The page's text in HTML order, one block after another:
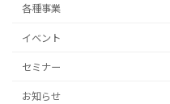
各種事業
イベント
セミナー
お知らせ